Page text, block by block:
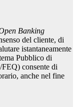
Banking
del cliente, di
istantaneamente
Pubblico di
consente di
anche nel fine